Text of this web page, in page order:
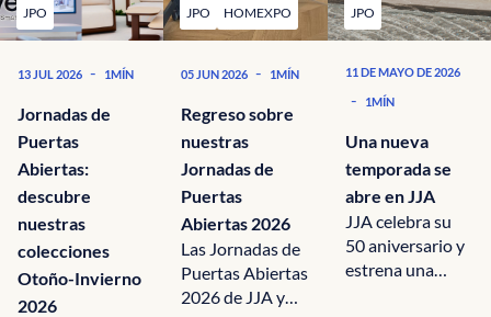
JPO
13 JUL 2026 - 1MÍN
Jornadas de
Puertas
Abiertas:
descubre
nuestras
colecciones
Otoño-Invierno
2026
JPO HOMEXPO
05 JUN 2026 - 1MÍN
Regreso sobre
nuestras
Jornadas de
Puertas
Abiertas 2026
Las Jornadas de
Puertas Abiertas
2026 de JJA y
JPO
11 DE MAYO DE 2026
- 1MÍN
Una nueva
temporada se
abre en JJA
JJA celebra su
50 aniversario y
estrena una